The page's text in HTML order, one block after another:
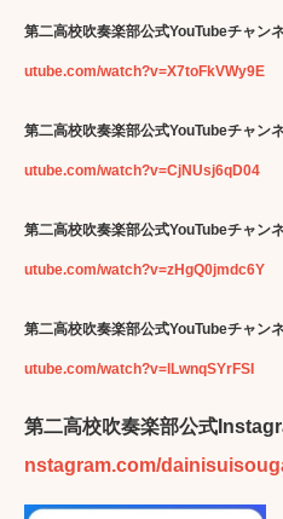
第二高校吹奏楽部公式YouTubeチャ
utube.com/watch?v=X7toFkVWy9E
第二高校吹奏楽部公式YouTubeチャ
utube.com/watch?v=CjNUsj6qD04
第二高校吹奏楽部公式YouTubeチャ
utube.com/watch?v=zHgQ0jmdc6Y
第二高校吹奏楽部公式YouTubeチャ
utube.com/watch?v=lLwnqSYrFSI
第二高校吹奏楽部公式
nstagram.com/